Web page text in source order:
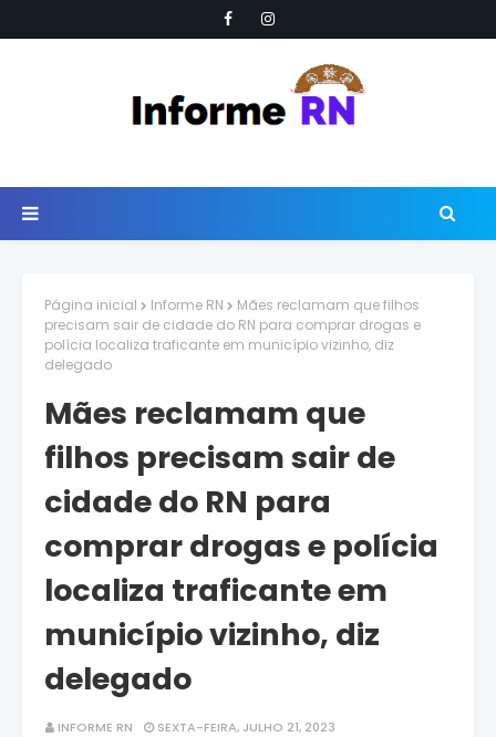
Página inicial Informe RN
Mães reclamam que filhos
precisam sair de cidade do RN para comprar drogas e
polícia localiza traficante em município vizinho, diz
delegado
Mães reclamam que
filhos precisam sair de
cidade do RN para
comprar drogas e polícia
localiza traficante em
município vizinho, diz
delegado
INFORME RN SEXTA-FEIRA, JULHO 21, 2023